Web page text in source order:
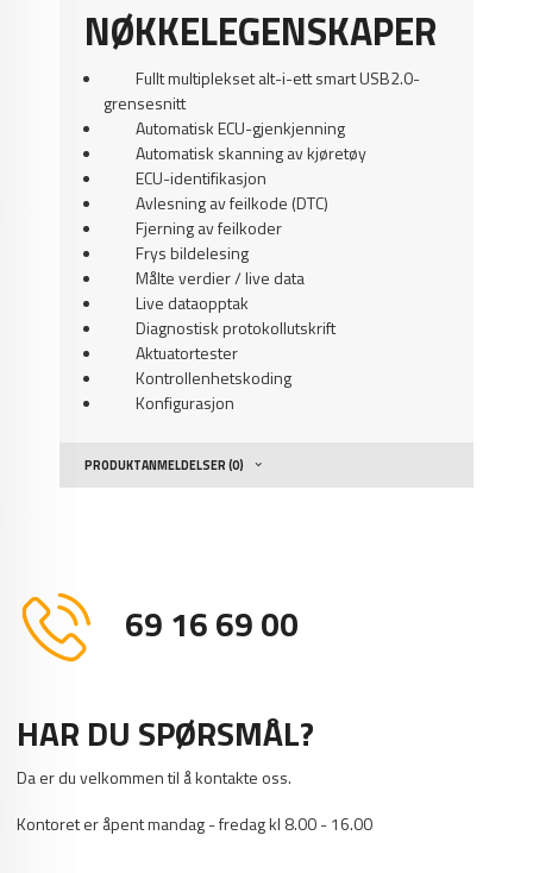
NØKKELEGENSKAPER
Fullt multiplekset alt-i-ett smart USB2.0-
grensesnitt
Automatisk ECU-gjenkjenning
Automatisk skanning av kjøretøy
ECU-identifikasjon
Avlesning av feilkode (DTC)
Fjerning av feilkoder
Frys bildelesing
Målte verdier / live data
Live dataopptak
Diagnostisk protokollutskrift
Aktuatortester
Kontrollenhetskoding
Konfigurasjon
PRODUKTANMELDELSER (0)
69 16 69 00
HAR DU SPØRSMÅL?
Da er du velkommen til å kontakte oss.
Kontoret er åpent mandag - fredag kl 8.00 - 16.00